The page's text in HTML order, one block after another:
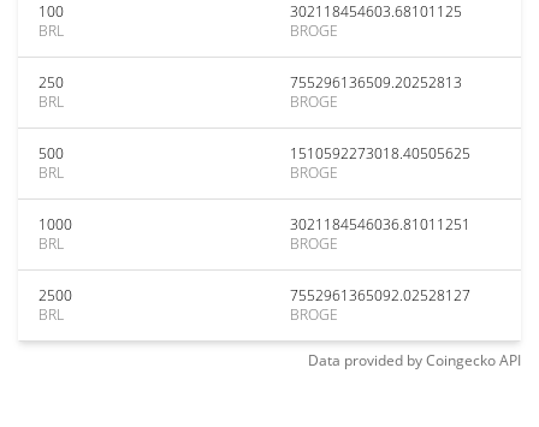
100
BRL
302118454603.68101125
BROGE
250
BRL
755296136509.20252813
BROGE
500
BRL
1510592273018.40505625
BROGE
1000
BRL
3021184546036.81011251
BROGE
2500
BRL
7552961365092.02528127
BROGE
Data provided byCoingeckoAPI